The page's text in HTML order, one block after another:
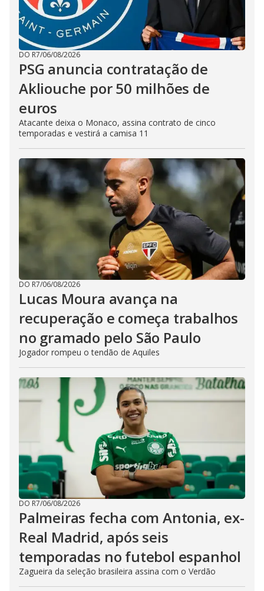
DO R7/06/08/2026
PSG anuncia contratação de
Akliouche por 50 milhões de
euros
Atacante deixa o Monaco, assina contrato de cinco
temporadas e vestirá a camisa 11
DO R7/06/08/2026
Lucas Moura avança na
recuperação e começa trabalhos
no gramado pelo São Paulo
Jogador rompeu o tendão de Aquiles
DO R7/06/08/2026
Palmeiras fecha com Antonia, ex-
Real Madrid, após seis
temporadas no futebol espanhol
Zagueira da seleção brasileira assina com o Verdão